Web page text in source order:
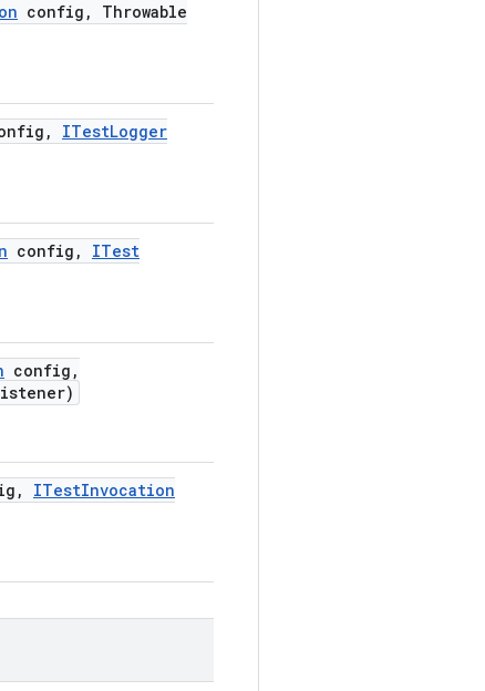
config ,
Throwable
, ITestLogger
config ,
ITest
config ,
, ITestInvocation